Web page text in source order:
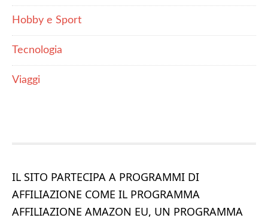
Hobby e Sport
Tecnologia
Viaggi
IL SITO PARTECIPA A PROGRAMMI DI
AFFILIAZIONE COME IL PROGRAMMA
AFFILIAZIONE AMAZON EU, UN PROGRAMMA